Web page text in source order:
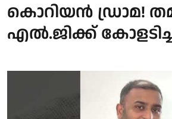
കൊറിയന്‍ ഡ്രാമ!
എല്‍.ജിക്ക്